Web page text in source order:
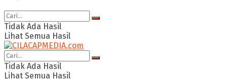
Tidak Ada Hasil
Lihat Semua Hasil
Tidak Ada Hasil
Lihat Semua Hasil